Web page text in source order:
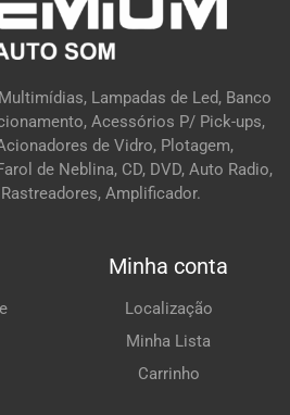
Lampadas de Led, Banco
Acessórios P/ Pick-ups,
de Vidro, Plotagem,
de Neblina, CD, DVD, Auto Radio,
Amplificador.
Minha conta
Localização
Minha Lista
Carrinho